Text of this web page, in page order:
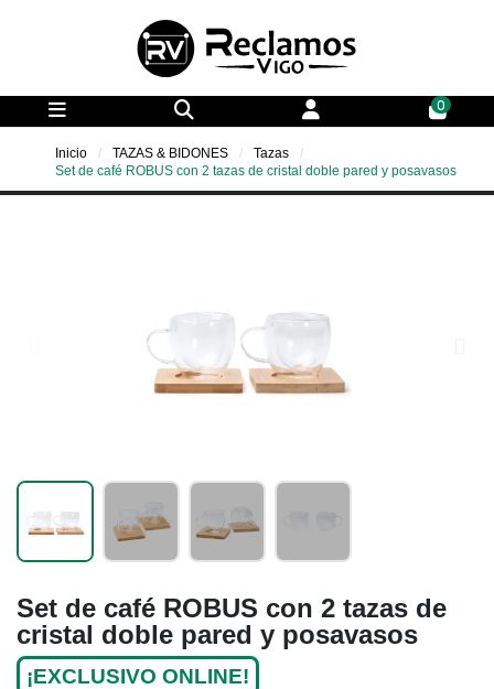
0
Inicio TAZAS & BIDONES
Tazas
Set de café ROBUS con 2 tazas de cristal doble pared y posavasos
Set de café ROBUS con 2 tazas de
cristal doble pared y posavasos
¡EXCLUSIVO ONLINE!